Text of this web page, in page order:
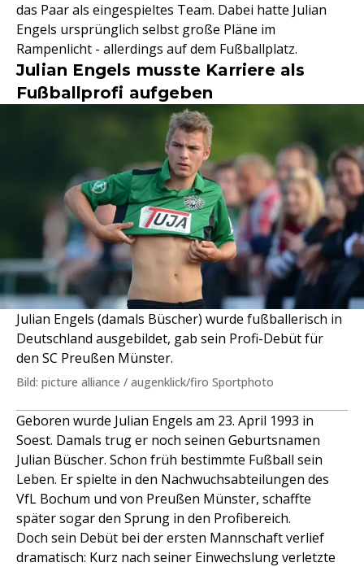
das Paar als eingespieltes Team. Dabei hatte Julian
Engels ursprünglich selbst große Pläne im
Rampenlicht - allerdings auf dem Fußballplatz.
Julian Engels musste Karriere als
Fußballprofi aufgeben
Julian Engels (damals Büscher) wurde fußballerisch in
Deutschland ausgebildet, gab sein Profi-Debüt für
den SC Preußen Münster.
Bild: picture alliance / augenklick/firo Sportphoto
Geboren wurde Julian Engels am 23. April 1993 in
Soest. Damals trug er noch seinen Geburtsnamen
Julian Büscher. Schon früh bestimmte Fußball sein
Leben. Er spielte in den Nachwuchsabteilungen des
VfL Bochum und von Preußen Münster, schaffte
später sogar den Sprung in den Profibereich.
Doch sein Debüt bei der ersten Mannschaft verlief
dramatisch: Kurz nach seiner Einwechslung verletzte